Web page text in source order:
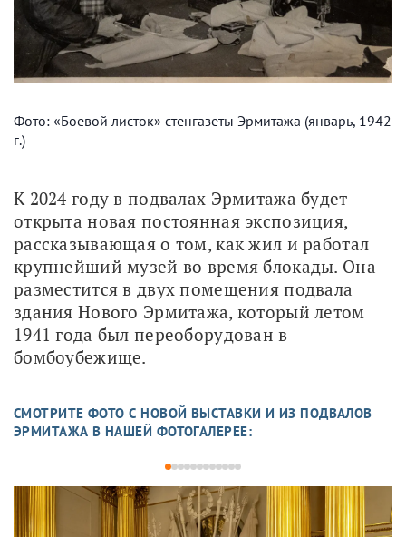
Фото: «Боевой листок» стенгазеты Эрмитажа (январь, 1942
г.)
К 2024 году в подвалах Эрмитажа будет
открыта новая постоянная экспозиция,
рассказывающая о том, как жил и работал
крупнейший музей во время блокады. Она
разместится в двух помещения подвала
здания Нового Эрмитажа, который летом
1941 года был переоборудован в
бомбоубежище.
СМОТРИТЕ ФОТО С НОВОЙ ВЫСТАВКИ И ИЗ ПОДВАЛОВ
ЭРМИТАЖА В НАШЕЙ ФОТОГАЛЕРЕЕ:
1234567891011
12